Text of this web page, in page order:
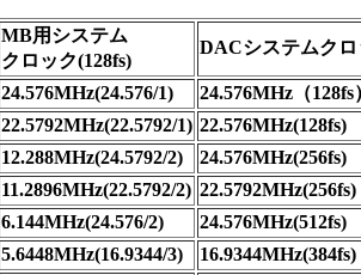
MB用システム
クロック(128fs)
DACシステムクロ
24.576MHz(24.576/1)
24.576MHz（128fs
22.5792MHz(22.5792/1) 22.576MHz(128fs)
12.288MHz(24.5792/2)
24.576MHz(256fs)
11.2896MHz(22.5792/2) 22.5792MHz(256fs)
6.144MHz(24.576/2)
24.576MHz(512fs)
5.6448MHz(16.9344/3)
16.9344MHz(384fs)